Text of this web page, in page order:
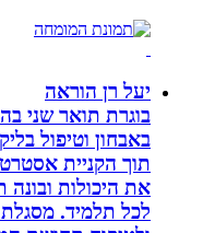
יעל רן הוראה
בוגרת תואר שני
באבחון וטיפול
תוך הקניית
את היכולות ובונה
לכל תלמיד. מסגלת